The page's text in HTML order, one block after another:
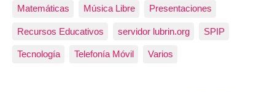
Matemáticas Música Libre Presentaciones
Recursos Educativos servidor lubrin.org SPIP
Tecnología Telefonía Móvil Varios